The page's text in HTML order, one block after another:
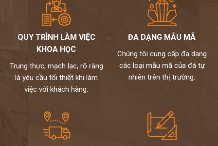
QUY TRÌNH LÀM VIỆC
KHOA HỌC
Trung thực, mạch lạc, rõ ràng
là yêu cầu tối thiết khi làm
việc với khách hàng.
ĐA DẠNG MẪU MÃ
Chúng tôi cung cấp đa dạng
các loại mẫu mã của đá tự
nhiên trên thị trường.